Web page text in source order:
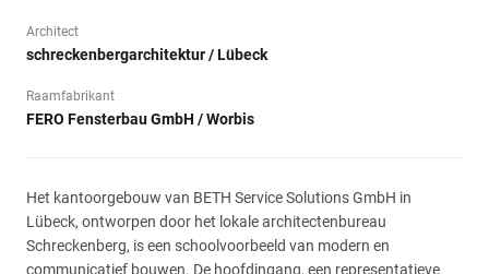
Architect
schreckenbergarchitektur / Lübeck
Raamfabrikant
FERO Fensterbau GmbH / Worbis
Het kantoorgebouw van BETH Service Solutions GmbH in
Lübeck, ontworpen door het lokale architectenbureau
Schreckenberg, is een schoolvoorbeeld van modern en
communicatief bouwen. De hoofdingang, een representatieve